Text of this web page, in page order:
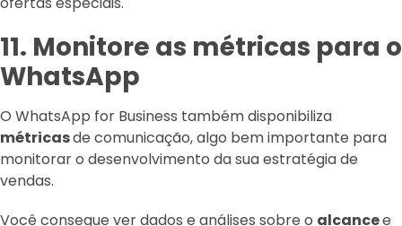
11. Monitore as métricas para o
WhatsApp
O WhatsApp for Business também disponibiliza
métricasde comunicação, algo bem importante para
monitorar o desenvolvimento da sua estratégia de
vendas.
Você consegue ver dados e análises sobre o alcancee